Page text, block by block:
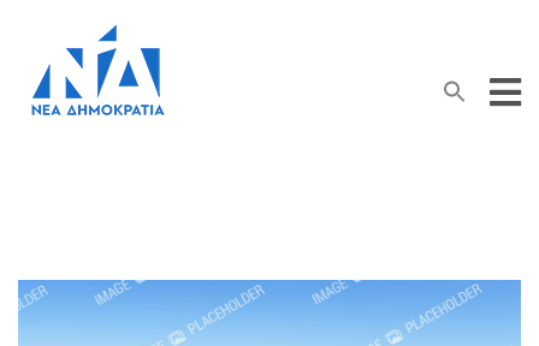
Search
for:
Search Button